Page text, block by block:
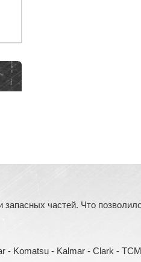
частей. Что
- Komatsu - Kalmar - Clark -